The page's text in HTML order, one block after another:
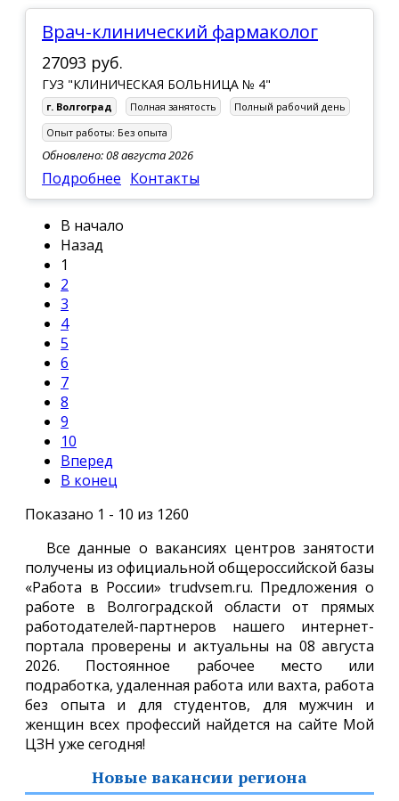
Врач-клинический фармаколог
27093 руб.
ГУЗ "КЛИНИЧЕСКАЯ БОЛЬНИЦА № 4"
г. Волгоград Полная занятость
Полный рабочий день
Опыт работы: Без опыта
Обновлено: 08 августа 2026
Подробнее Контакты
В начало
Назад
1
2
3
4
5
6
7
8
9
10
Вперед
В конец
Показано 1 - 10 из 1260
Все данные о вакансиях центров занятости
получены из официальной общероссийской базы
«Работа в России» trudvsem.ru. Предложения о
работе в Волгоградской области от прямых
работодателей-партнеров нашего интернет-
портала проверены и актуальны на 08 августа
2026. Постоянное рабочее место или
подработка, удаленная работа или вахта, работа
без опыта и для студентов, для мужчин и
женщин всех профессий найдется на сайте Мой
ЦЗН уже сегодня!
Новые вакансии региона